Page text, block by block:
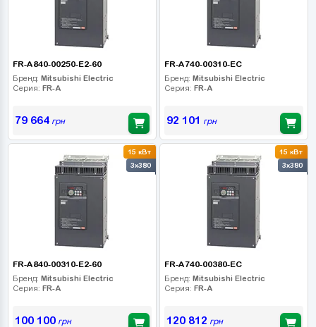
FR-A840-00250-E2-60
Бренд: Mitsubishi Electric
Серия: FR-A
79 664грн
FR-A740-00310-EC
Бренд: Mitsubishi Electric
Серия: FR-A
92 101 грн
15 кВт
3x380
FR-A840-00310-E2-60
Бренд: Mitsubishi Electric
Серия: FR-A
100 100грн
15 кВт
3x380
FR-A740-00380-EC
Бренд: Mitsubishi Electric
Серия: FR-A
120 812 грн